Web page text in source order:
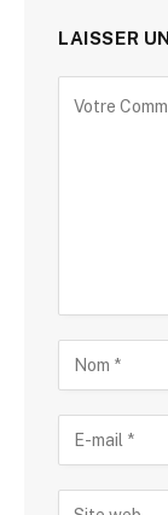
LAISSER